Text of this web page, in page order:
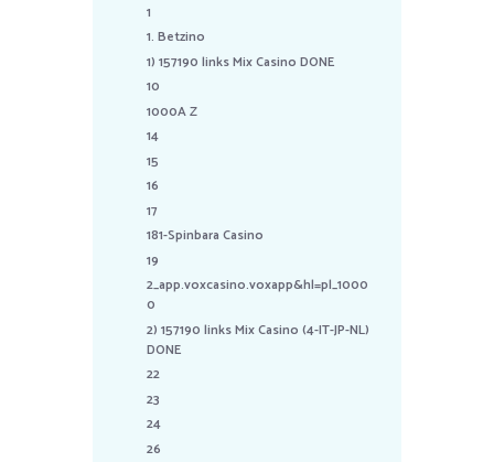
1
1. Betzino
1) 157190 links Mix Casino DONE
10
1000A Z
14
15
16
17
181-Spinbara Casino
19
2_app.voxcasino.voxapp&hl=pl_1000
0
2) 157190 links Mix Casino (4-IT-JP-NL)
DONE
22
23
24
26